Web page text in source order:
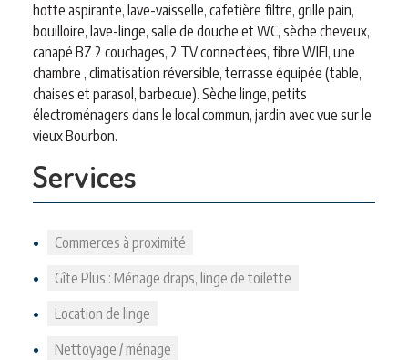
hotte aspirante, lave-vaisselle, cafetière filtre, grille pain,
bouilloire, lave-linge, salle de douche et WC, sèche cheveux,
canapé BZ 2 couchages, 2 TV connectées, fibre WIFI, une
chambre , climatisation réversible, terrasse équipée (table,
chaises et parasol, barbecue). Sèche linge, petits
électroménagers dans le local commun, jardin avec vue sur le
vieux Bourbon.
Services
Commerces à proximité
Gîte Plus : Ménage draps, linge de toilette
Location de linge
Nettoyage / ménage